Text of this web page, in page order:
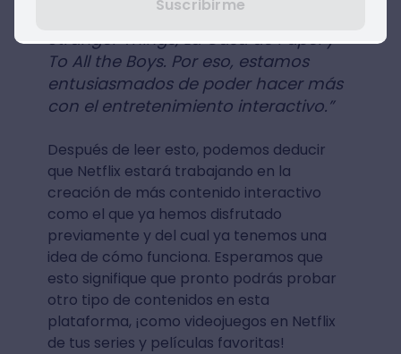
You v. Wild, o juegos basados ​​en
Stranger Things, La Casa de Papel y
To All the Boys. Por eso, estamos
entusiasmados de poder hacer más
con el entretenimiento interactivo.”
Después de leer esto, podemos deducir
que Netflix estará trabajando en la
creación de más contenido interactivo
como el que ya hemos disfrutado
previamente y del cual ya tenemos una
idea de cómo funciona. Esperamos que
esto signifique que pronto podrás probar
otro tipo de contenidos en esta
plataforma, ¡como videojuegos en Netflix
de tus series y películas favoritas!
Suscribirme